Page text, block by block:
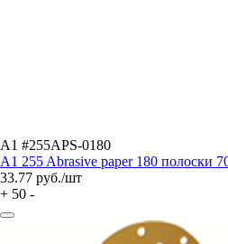
A1 #255APS-0180
A1 255 Abrasive paper 180 полоски
33.77 руб./шт
+ 50 -